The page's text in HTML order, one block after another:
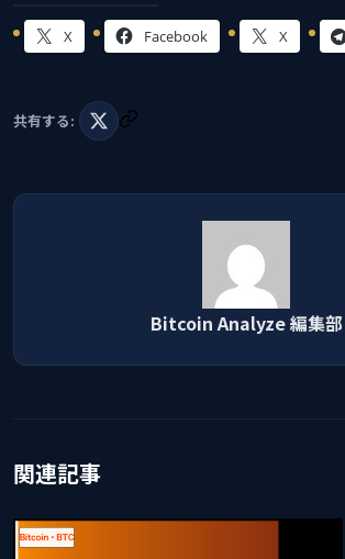
X Facebook X
共有する:
Bitcoin Analyze 編集部
関連記事